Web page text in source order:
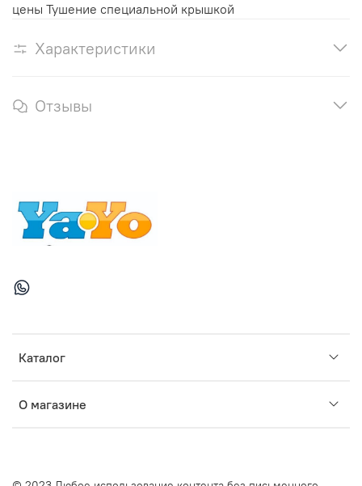
цены Тушение специальной крышкой
Характеристики
Отзывы
Каталог
О магазине